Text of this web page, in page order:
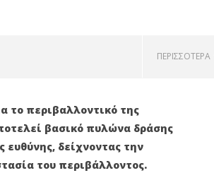
ΠΕΡΙΣΣΌΤΕΡΑ
το περιβαλλοντικό της
βασικό πυλώνα δράσης
ευθύνης, δείχνοντας την
του περιβάλλοντος.